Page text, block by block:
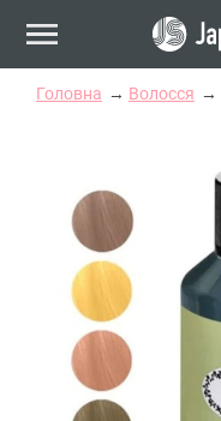
Головна Волосся